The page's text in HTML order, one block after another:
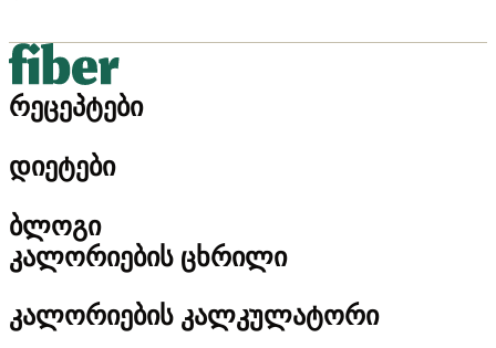
რეცეპტები
დიეტები
ბლოგი
კალორიების ცხრილი
კალორიების კალკულატორი